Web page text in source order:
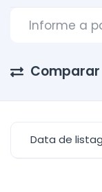
Comparar
Data de